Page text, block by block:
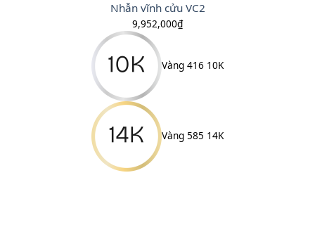
Nhẫn vĩnh cửu VC2
9,952,000₫
Vàng 416 10K
Vàng 585 14K